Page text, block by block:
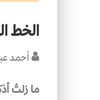
الخط
أحمد
ما زلتُ